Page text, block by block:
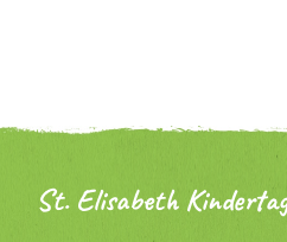
St. Elisabeth